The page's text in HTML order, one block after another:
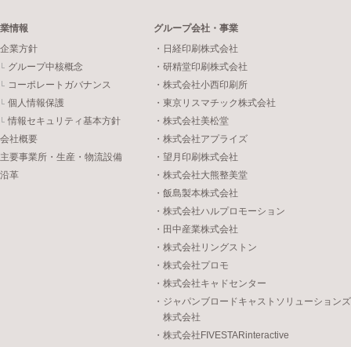
情報
業方針
グループ中核概念
コーポレートガバナンス
個人情報保護
情報セキュリティ基本方針
社概要
要事業所・生産・物流設備
革
グループ会社・事業
・日経印刷株式会社
・研精堂印刷株式会社
・株式会社小西印刷所
・東京リスマチック株式会社
・株式会社美松堂
・株式会社アプライズ
・望月印刷株式会社
・株式会社大熊整美堂
・飯島製本株式会社
・株式会社ハルプロモーション
・田中産業株式会社
・株式会社リングストン
・株式会社プロモ
・株式会社キャドセンター
・ジャパンブロードキャストソリューションズ
株式会社
・株式会社FIVESTARinteractive